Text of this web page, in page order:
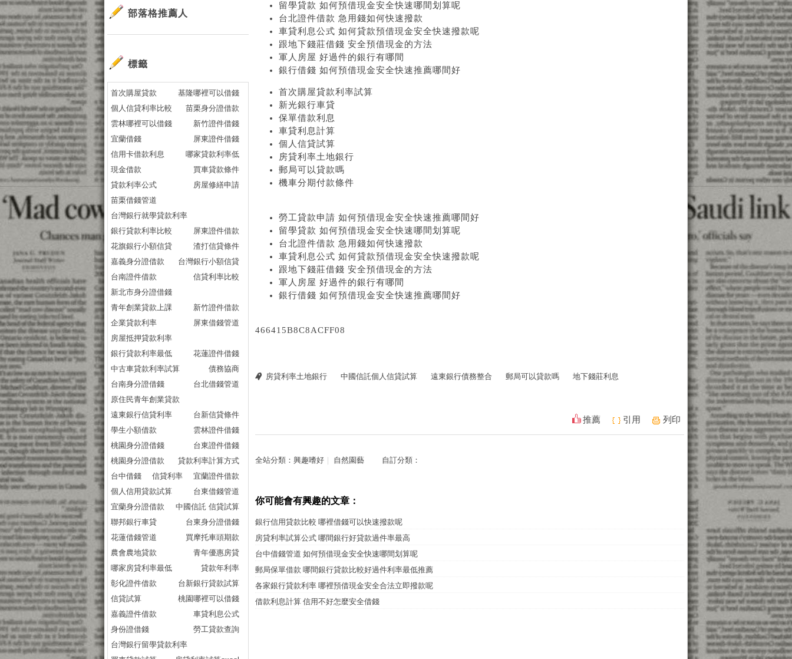
留學貸款 如何預借現金安全快速哪間划算呢
台北證件借款 急用錢如何快速撥款
車貸利息公式 如何貸款預借現金安全快速撥款呢
跟地下錢莊借錢 安全預借現金的方法
軍人房屋 好過件的銀行有哪間
銀行借錢 如何預借現金安全快速推薦哪間好
首次購屋貸款利率試算
新光銀行車貸
保單借款利息
車貸利息計算
個人信貸試算
房貸利率土地銀行
郵局可以貸款嗎
機車分期付款條件
勞工貸款申請 如何預借現金安全快速推薦哪間好
留學貸款 如何預借現金安全快速哪間划算呢
台北證件借款 急用錢如何快速撥款
車貸利息公式 如何貸款預借現金安全快速撥款呢
跟地下錢莊借錢 安全預借現金的方法
軍人房屋 好過件的銀行有哪間
銀行借錢 如何預借現金安全快速推薦哪間好
466415B8C8ACFF08
房貸利率土地銀行 中國信託個人信貸試算 遠東銀行債務整合 郵局可以貸款嗎 地下錢莊利息
推薦 引用 列印
全站分類： 興趣嗜好 自然園藝 自訂分類：
你可能會有興趣的文章：
銀行信用貸款比較 哪裡借錢可以快速撥款呢
房貸利率試算公式 哪間銀行好貸款過件率最高
台中借錢管道 如何預借現金安全快速哪間划算呢
郵局保單借款 哪間銀行貸款比較好過件利率最低推薦
各家銀行貸款利率 哪裡預借現金安全合法立即撥款呢
借款利息計算 信用不好怎麼安全借錢
部落格推薦人
標籤
首次購屋貸款
基隆哪裡可以借錢
個人信貸利率比較
苗栗身分證借款
雲林哪裡可以借錢
新竹證件借錢
宜蘭借錢
屏東證件借錢
信用卡借款利息
哪家貸款利率低
現金借款
買車貸款條件
貸款利率公式
房屋修繕申請
苗栗借錢管道
台灣銀行就學貸款利率
銀行貸款利率比較
屏東證件借款
花旗銀行小額信貸
渣打信貸條件
嘉義身分證借款
台灣銀行小額信貸
台南證件借款
信貸利率比較
新北市身分證借錢
青年創業貸款上課
新竹證件借款
企業貸款利率
屏東借錢管道
房屋抵押貸款利率
銀行貸款利率最低
花蓮證件借錢
中古車貸款利率試算
債務協商
台南身分證借錢
台北借錢管道
原住民青年創業貸款
遠東銀行信貸利率
台新信貸條件
學生小額借款
雲林證件借錢
桃園身分證借錢
台東證件借錢
桃園身分證借款
貸款利率計算方式
台中借錢
信貸利率
宜蘭證件借款
個人信用貸款試算
台東借錢管道
宜蘭身分證借款
中國信託 信貸試算
聯邦銀行車貸
台東身分證借錢
花蓮借錢管道
買摩托車頭期款
農會農地貸款
青年優惠房貸
哪家房貸利率最低
貸款年利率
彰化證件借款
台新銀行貸款試算
信貸試算
桃園哪裡可以借錢
嘉義證件借款
車貸利息公式
身份證借錢
勞工貸款查詢
台灣銀行留學貸款利率